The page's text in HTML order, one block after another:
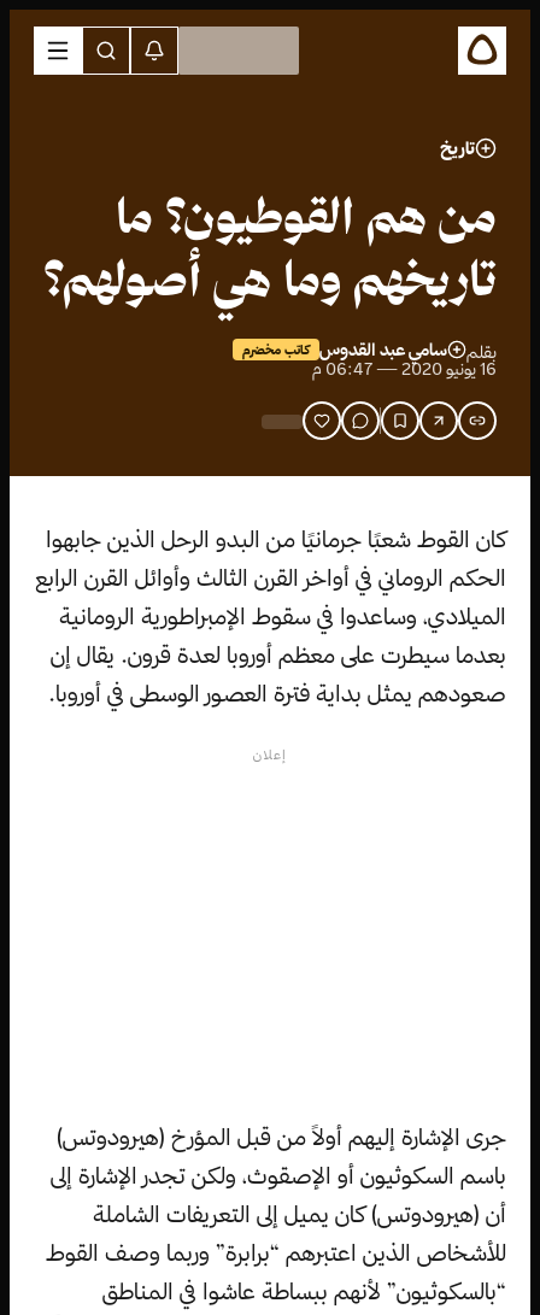
تاريخ
من هم القوطيون؟ ما
تاريخهم وما هي أصولهم؟
بقلم سامي عبد القدوس كاتب مخضرم
16 يونيو 2020 — 06:47 م
كان القوط شعبًا جرمانيًا من البدو الرحل الذين جابهوا
الحكم الروماني في أواخر القرن الثالث وأوائل القرن الرابع
الميلادي، وساعدوا في سقوط الإمبراطورية الرومانية
بعدما سيطرت على معظم أوروبا لعدة قرون. يقال إن
صعودهم يمثل بداية فترة العصور الوسطى في أوروبا.
إعلان
جرى الإشارة إليهم أولاً من قبل المؤرخ (هيرودوتس)
باسم السكوثيون أو الإصقوث، ولكن تجدر الإشارة إلى
أن (هيرودوتس) كان يميل إلى التعريفات الشاملة
للأشخاص الذين اعتبرهم “برابرة” وربما وصف القوط
“بالسكوثيون” لأنهم ببساطة عاشوا في المناطق